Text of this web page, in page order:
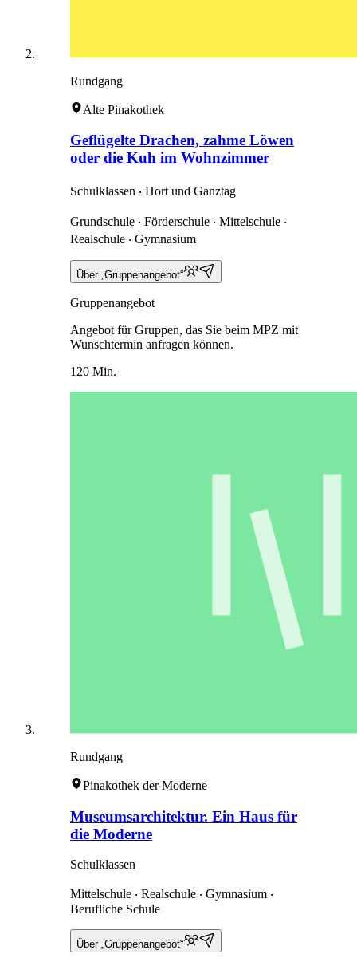
Rundgang
Alte Pinakothek
Geflügelte Drachen, zahme Löwen
oder die Kuh im Wohnzimmer
Schulklassen ‧ Hort und Ganztag
Grundschule ‧ Förderschule ‧ Mittelschule ‧
Realschule ‧ Gymnasium
Über „Gruppenangebot“
Gruppenangebot
Angebot für Gruppen, das Sie beim MPZ mit
Wunschtermin anfragen können.
120 Min.
Rundgang
Pinakothek der Moderne
Museumsarchitektur. Ein Haus für
die Moderne
Schulklassen
Mittelschule ‧ Realschule ‧ Gymnasium ‧
Berufliche Schule
Über „Gruppenangebot“